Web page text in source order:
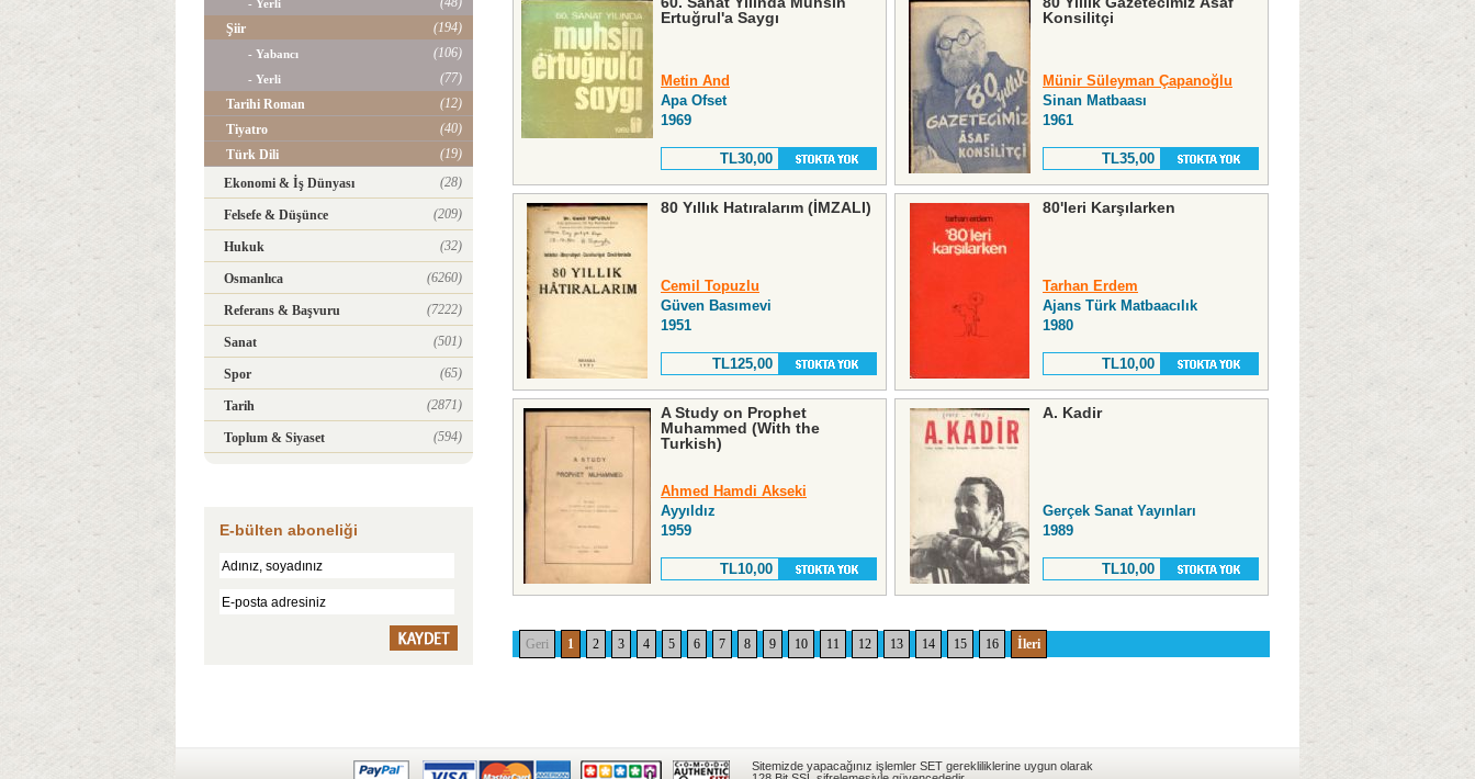
- Yerli
Şiir
(194)
- Yabancı (106)
- Yerli
(77)
Tarihi Roman
(12)
Tiyatro
(40)
Türk Dili
(19)
Ekonomi & İş Dünyası
(28)
Felsefe & Düşünce (209)
Hukuk (32)
Osmanlıca (6260)
Referans & Başvuru (7222)
Sanat (501)
Spor (65)
Tarih (2871)
Toplum & Siyaset (594)
E-bülten aboneliği
Ertuğrul'a Saygı
Metin And
Apa Ofset
1969
TL30,00
Konsilitçi
Münir Süleyman Çapanoğlu
Sinan Matbaası
1961
TL35,00
80 Yıllık Hatıralarım (İMZALI)
Cemil Topuzlu
Güven Basımevi
1951
TL125,00
80'leri Karşılarken
Tarhan Erdem
Ajans Türk Matbaacılık
1980
TL10,00
A Study on Prophet
Muhammed (With the
Turkish)
Ahmed Hamdi Akseki
Ayyıldız
1959
TL10,00
A. Kadir
Gerçek Sanat Yayınları
1989
TL10,00
Geri 1 2 3 4 5 6 7 8 9 10 11 12 13 14 15 16 İleri
Sitemizde yapacağınız işlemler SET gerekliliklerine uygun olarak